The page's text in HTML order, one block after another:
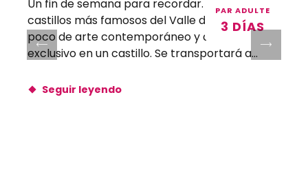
PAR ADULTE
3 DÍAS
Un fin de semana para recordar. Visitas a los
castillos más famosos del Valle del Loira, un
poco de arte contemporáneo y alojamiento
exclusivo en un castillo. Se transportará a...
Seguir leyendo